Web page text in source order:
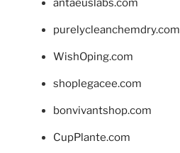
antaeuslabs.com
purelycleanchemdry.com
WishOping.com
shoplegacee.com
bonvivantshop.com
CupPlante.com